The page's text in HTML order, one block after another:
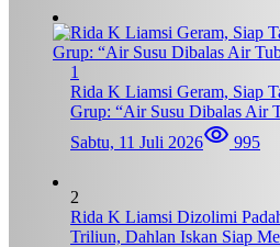
1
Rida K Liamsi Geram, Siap
Grup: “Air Susu Dibalas Air
Sabtu, 11 Juli 2026
995
2
Rida K Liamsi Dizolimi
Triliun, Dahlan Iskan Siap